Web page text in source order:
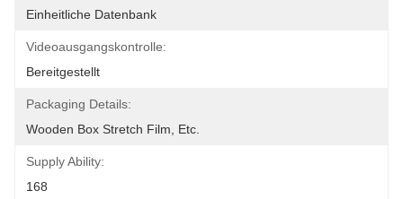
Einheitliche Datenbank
Videoausgangskontrolle:
Bereitgestellt
Packaging Details:
Wooden Box Stretch Film, Etc.
Supply Ability:
168